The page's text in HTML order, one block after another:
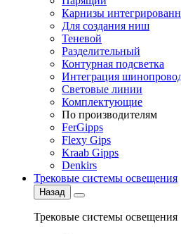
Карнизы
Для создания ниш
Теневой
Разделительный
Контурная подсветка
Интеграция
Световые линии
Комплектующие
По производителям
FerGipps
Flexy Gips
Kraab Gipps
Denkirs
Трековые системы освещения
Назад
Трековые системы освещения